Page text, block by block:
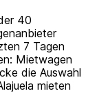
40
7 Tagen
Mietwagen
die Auswahl
mieten